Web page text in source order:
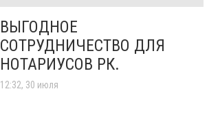
ВЫГОДНОЕ
СОТРУДНИЧЕСТВО ДЛЯ
НОТАРИУСОВ РК.
12:32, 30 июля